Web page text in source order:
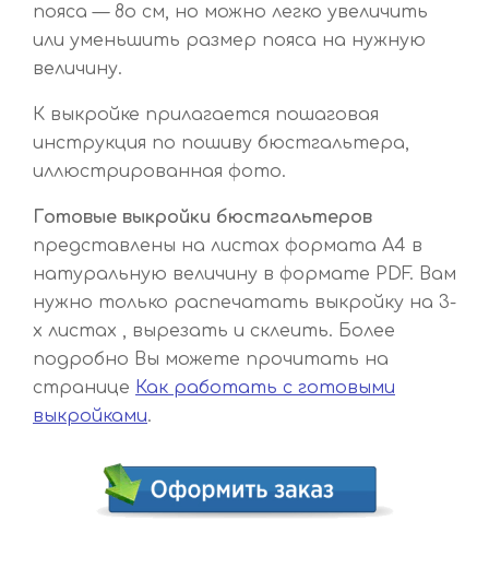
пояса — 8о см, но можно легко увеличить
или уменьшить размер пояса на нужную
величину.
К выкройке прилагается пошаговая
инструкция по пошиву бюстгальтера,
иллюстрированная фото.
Готовые выкройки бюстгальтеров
представлены на листах формата А4 в
натуральную величину в формате PDF. Вам
нужно только распечатать выкройку на 3-
х листах , вырезать и склеить. Более
подробно Вы можете прочитать на
странице Как работать с готовыми
выкройками.